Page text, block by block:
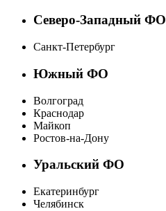
Северо-Западный ФО
Санкт-Петербург
Южный ФО
Волгоград
Краснодар
Майкоп
Ростов-на-Дону
Уральский ФО
Екатеринбург
Челябинск